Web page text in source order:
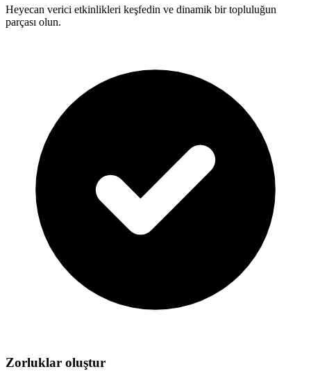
Heyecan verici etkinlikleri keşfedin ve dinamik bir topluluğun
parçası olun.
Zorluklar oluştur